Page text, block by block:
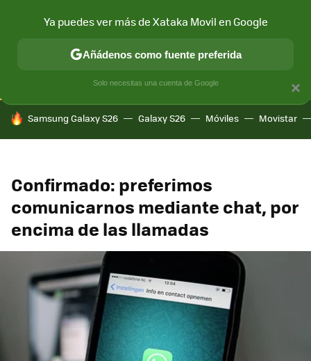
CONECTIVIDAD MÓVIL Y SOCIEDAD APLICACIONES
HOY SE HABLA DE
Samsung Galaxy S26 Galaxy S26 Móviles Movistar
Confirmado: preferimos
comunicarnos mediante chat, por
encima de las llamadas
×
Ya puedes ver más de Xataka Movil en Google
Añádenos como fuente preferida
Solo necesitas una cuenta de Google